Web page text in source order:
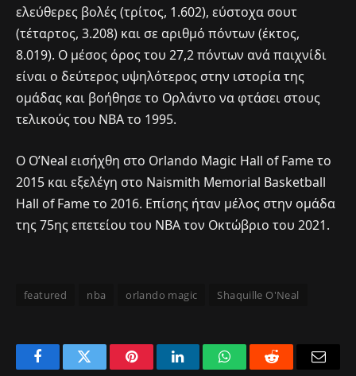
ελεύθερες βολές (τρίτος, 1.602), εύστοχα σουτ
(τέταρτος, 3.208) και σε αριθμό πόντων (έκτος,
8.019). Ο μέσος όρος του 27,2 πόντων ανά παιχνίδι
είναι ο δεύτερος υψηλότερος στην ιστορία της
ομάδας και βοήθησε το Ορλάντο να φτάσει στους
τελικούς του NBA το 1995.
Ο O’Neal εισήχθη στο Orlando Magic Hall of Fame το
2015 και εξελέγη στο Naismith Memorial Basketball
Hall of Fame το 2016. Επίσης ήταν μέλος στην ομάδα
της 75ης επετείου του NBA τον Οκτώβριο του 2021.
featured nba orlando magic Shaquille O'Neal
FacebookTwitter PinterestLinkedInWhatsAppReddit Email